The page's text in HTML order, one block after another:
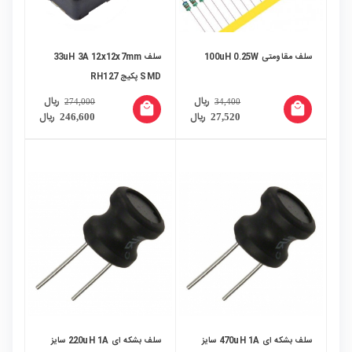
سلف مقاومتی 100uH 0.25W
27,520 ریال
34,400 ریال local_mall
سلف 33uH 3A 12x12x7mm
SMD پکیج RH127
246,600 ریال
274,000 ریال local_mall
سلف بشکه ای 470uH 1A سایز
سلف بشکه ای 220uH 1A سایز